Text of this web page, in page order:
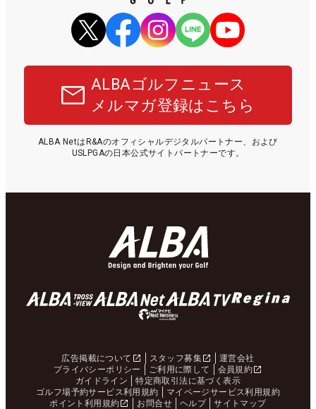
ALBAゴルフニュース
メルマガ登録はこちら
ALBA NetはR&Aのオフィシャルデジタルパートナー、および
USLPGAの日本公式サイトパートナーです。
広告掲載について スタッフ募集
運営会社
プライバシーポリシー
ご利用に際して
会員規約
ガイドライン
特定商取引法に基づく表示
ゴルフ場予約サービス利用規約
マイページサービス利用規約
ポイント利用規約
お問合せ ヘルプ サイトマップ